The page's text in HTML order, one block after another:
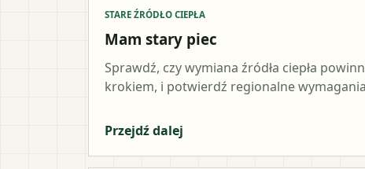
STARE ŹRÓDŁO CIEPŁA
Mam stary piec
Sprawdź, czy wymiana źródła ciepła
krokiem, i potwierdź regionalne
Przejdź dalej